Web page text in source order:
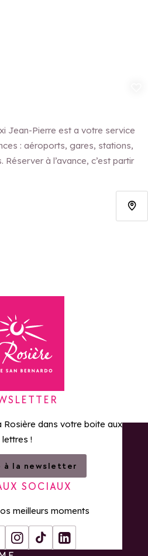
Jean-Pierre est a votre service
: aéroports, gares, stations,
à l’avance, c’est partir
Retour à la page d'accueil
Rosière dans votre boite aux
lettres !
à la newsletter
SOCIAUX
meilleurs moments
Instagram
Tiktok LinkedIn